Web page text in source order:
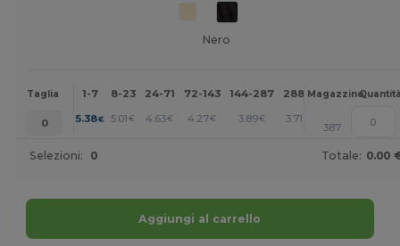
Nero
Taglia 1-7 8-23 24-71 72-143 144-287 288 + Altri
Magazzino
0 5.38€ 5.01 € 4.63€ 4.27€ 3.89€ 3.71 +
387
Selezioni: 0 Totale: 0.00
Aggiungi al carrello